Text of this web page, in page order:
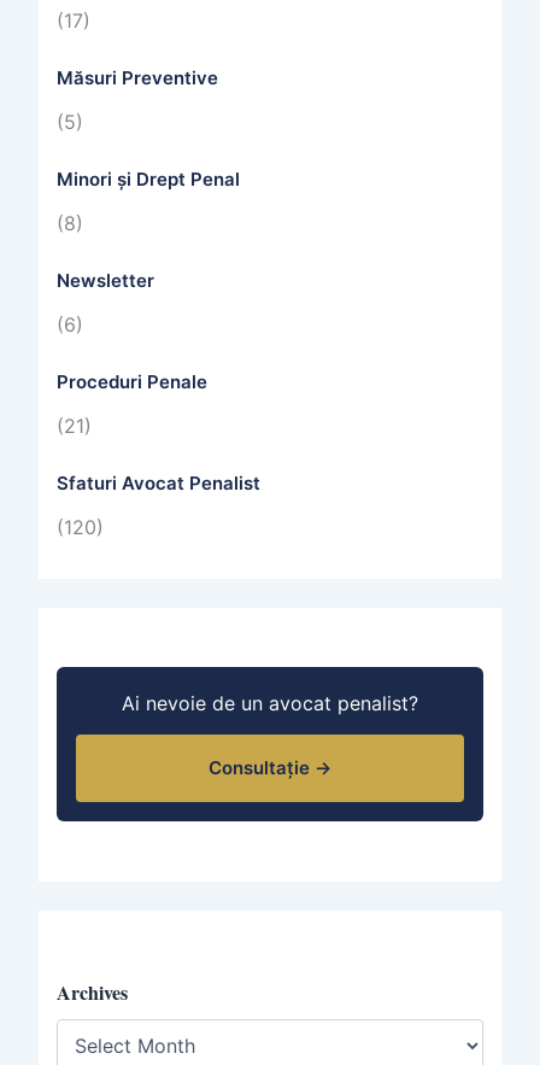
(17)
Măsuri Preventive
(5)
Minori și Drept Penal
(8)
Newsletter
(6)
Proceduri Penale
(21)
Sfaturi Avocat Penalist
(120)
Ai nevoie de un avocat penalist?
Consultație →
Archives
A